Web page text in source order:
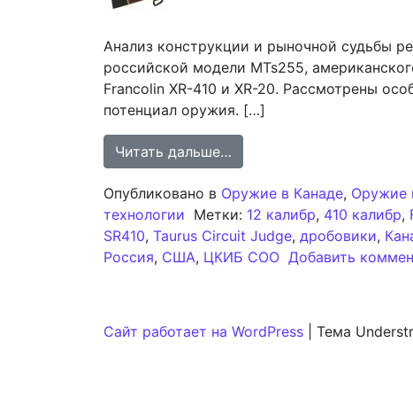
Анализ конструкции и рыночной судьбы
российской модели MTs255,
Francolin XR-410 и XR-20. Рассмотрены
потенциал оружия. […]
Читать дальше…
Опубликовано в Оружие в Канаде, Оружие
технологии Метки: 12 калибр, 410 калибр,
SR410, Taurus Circuit Judge, дробовики,
Россия, США, ЦКИБ СОО Добавить
Сайт работает на WordPress Тема